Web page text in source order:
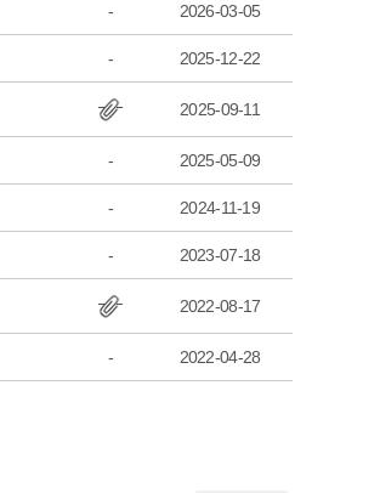
- 2026-03-05
- 2025-12-22
2025-09-11
- 2025-05-09
- 2024-11-19
- 2023-07-18
2022-08-17
- 2022-04-28